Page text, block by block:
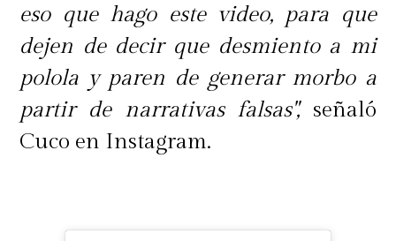
eso que hago este video, para que
dejen de decir que desmiento a mi
polola y paren de generar morbo a
partir de narrativas falsas",señaló
Cuco en Instagram.